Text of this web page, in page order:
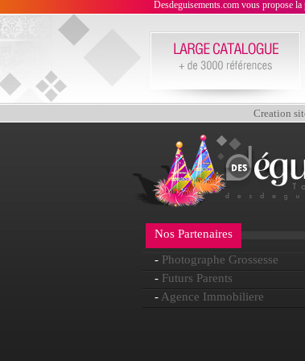
Desdeguisements.com vous propose
Creation
Nos Partenaires
- Photographe Grossesse
- Futurs Parents
- Agence Immobiliere